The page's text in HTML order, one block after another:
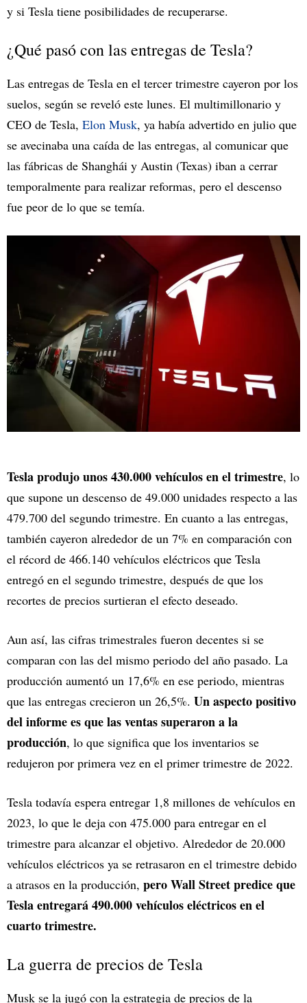
y si Tesla tiene posibilidades de recuperarse.
¿Qué pasó con las entregas de Tesla?
Las entregas de Tesla en el tercer trimestre cayeron por los
suelos, según se reveló este lunes. El multimillonario y
CEO de Tesla, Elon Musk, ya había advertido en julio que
se avecinaba una caída de las entregas, al comunicar que
las fábricas de Shanghái y Austin (Texas) iban a cerrar
temporalmente para realizar reformas, pero el descenso
fue peor de lo que se temía.
Tesla produjo unos 430.000 vehículos en el trimestre, lo
que supone un descenso de 49.000 unidades respecto a las
479.700 del segundo trimestre. En cuanto a las entregas,
también cayeron alrededor de un 7% en comparación con
el récord de 466.140 vehículos eléctricos que Tesla
entregó en el segundo trimestre, después de que los
recortes de precios surtieran el efecto deseado.
Aun así, las cifras trimestrales fueron decentes si se
comparan con las del mismo periodo del año pasado. La
producción aumentó un 17,6% en ese periodo, mientras
que las entregas crecieron un 26,5%. Un aspecto positivo
del informe es que las ventas superaron a la
producción, lo que significa que los inventarios se
redujeron por primera vez en el primer trimestre de 2022.
Tesla todavía espera entregar 1,8 millones de vehículos en
2023, lo que le deja con 475.000 para entregar en el
trimestre para alcanzar el objetivo. Alrededor de 20.000
vehículos eléctricos ya se retrasaron en el trimestre debido
a atrasos en la producción, pero Wall Street predice que
Tesla entregará 490.000 vehículos eléctricos en el
cuarto trimestre.
La guerra de precios de Tesla
Musk se la jugó con la estrategia de precios de la